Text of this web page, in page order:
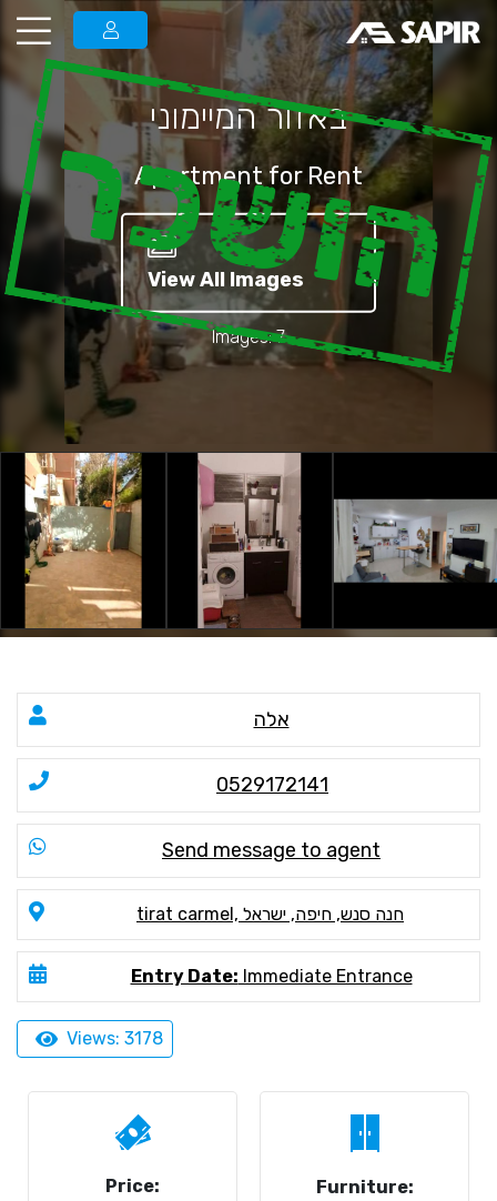
הושכר
באזור המיימוני
Apartment for Rent
View All Images
Images: 7
אלה
0529172141
Send message to agent
tirat carmel, חנה סנש, חיפה, ישראל
Entry Date: Immediate Entrance
Views: 3178
Price:
Furniture: